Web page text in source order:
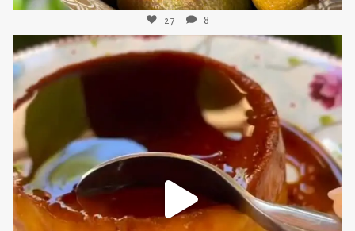
27 8
sweetkwisine
Nov 16